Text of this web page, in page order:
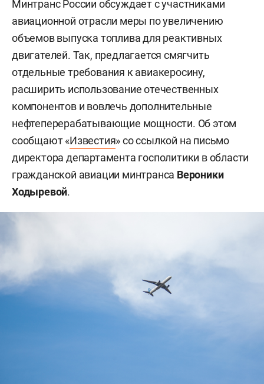
Минтранс России обсуждает с участниками
авиационной отрасли меры по увеличению
объемов выпуска топлива для реактивных
двигателей. Так, предлагается смягчить
отдельные требования к авиакеросину,
расширить использование отечественных
компонентов и вовлечь дополнительные
нефтеперерабатывающие мощности. Об этом
сообщают «Известия» со ссылкой на письмо
директора департамента госполитики в области
гражданской авиации минтранса Вероники
Ходыревой.